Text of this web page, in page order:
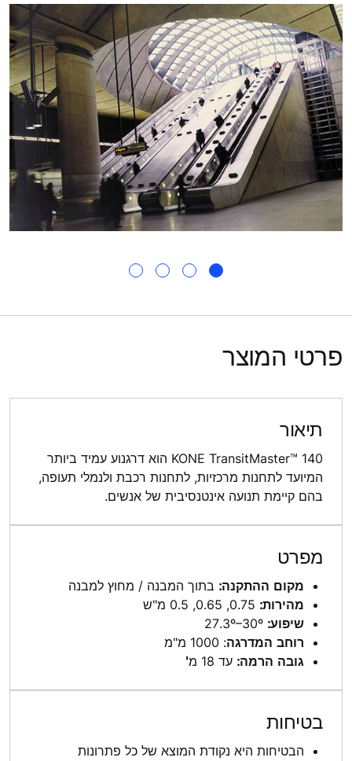
פרטי המוצר
תיאור
KONE TransitMaster™ 140 הוא דרגנוע עמיד ביותר
המיועד לתחנות מרכזיות, לתחנות רכבת ולנמלי תעופה,
בהם קיימת תנועה אינטנסיבית של אנשים.
מפרט
מקום ההתקנה: בתוך המבנה / מחוץ למבנה
מהירות:
שיפוע:
רוחב המדרגה: 1000 מ"מ
גובה הרמה: עד 18 מ '
בטיחות
הבטיחות היא נקודת המוצא של כל פתרונות